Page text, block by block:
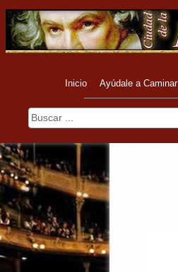
Inicio Ayúdale a Caminar